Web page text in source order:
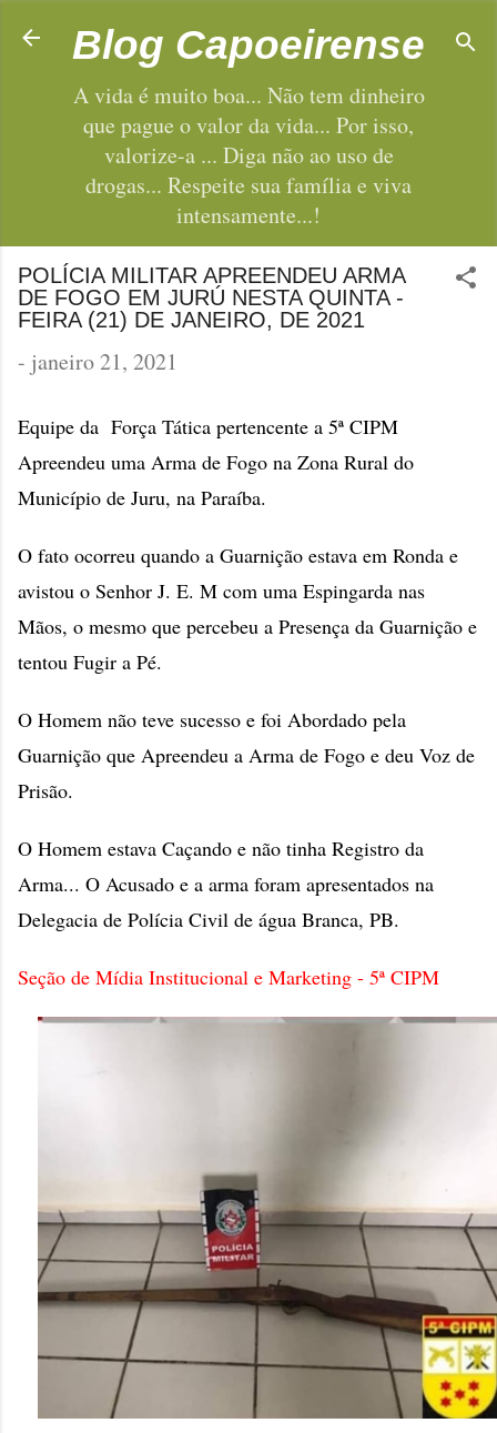
Pular para o conteúdo principal
Blog Capoeirense
A vida é muito boa... Não tem dinheiro
que pague o valor da vida... Por isso,
valorize-a ... Diga não ao uso de
drogas... Respeite sua família e viva
intensamente...!
POLÍCIA MILITAR APREENDEU ARMA
DE FOGO EM JURÚ NESTA QUINTA -
FEIRA (21) DE JANEIRO, DE 2021
- janeiro 21, 2021
Equipe da Força Tática pertencente a 5ª CIPM
Apreendeu uma Arma de Fogo na Zona Rural do
Município de Juru, na Paraíba.
O fato ocorreu quando a Guarnição estava em Ronda e
avistou o Senhor J. E. M com uma Espingarda nas
Mãos, o mesmo que percebeu a Presença da Guarnição e
tentou Fugir a Pé.
O Homem não teve sucesso e foi Abordado pela
Guarnição que Apreendeu a Arma de Fogo e deu Voz de
Prisão.
O Homem estava Caçando e não tinha Registro da
Arma... O Acusado e a arma foram apresentados na
Delegacia de Polícia Civil de água Branca, PB.
Seção de Mídia Institucional e Marketing - 5ª CIPM